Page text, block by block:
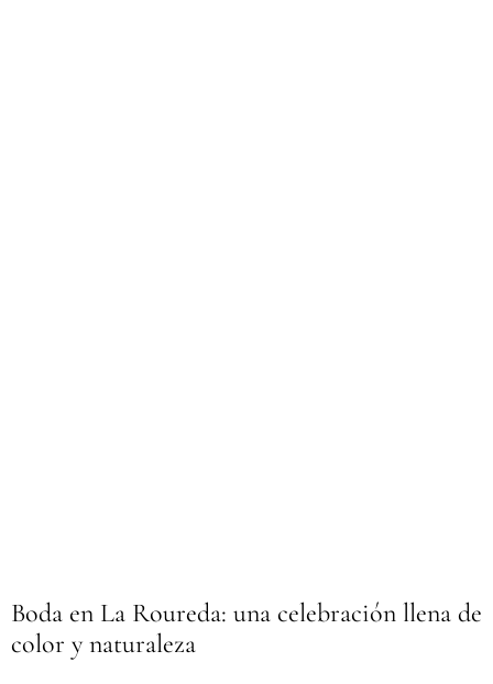
Boda en La Roureda: una celebración llena de
color y naturaleza